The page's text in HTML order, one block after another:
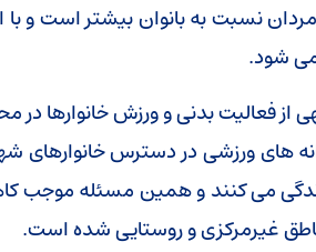
نسبت به بانوان بیشتر است و
می شود.
فعالیت بدنی و ورزش خانوارها در
از ۹۰ درصد سرانه های ورزشی در دسترس
زندگی می کنند و همین مسئله
غیرمرکزی و روستایی شده است.